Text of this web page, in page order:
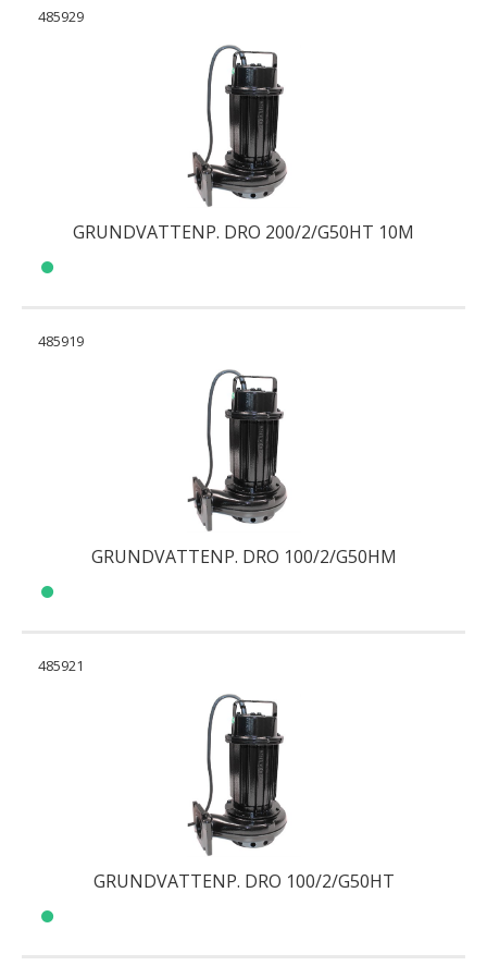
485929
GRUNDVATTENP. DRO 200/2/G50HT 10M
485919
GRUNDVATTENP. DRO 100/2/G50HM
485921
GRUNDVATTENP. DRO 100/2/G50HT